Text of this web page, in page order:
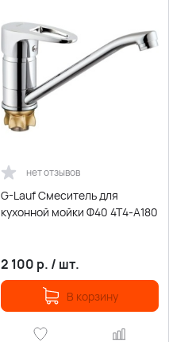
нет отзывов
G-Lauf Смеситель для
кухонной мойки Ф40 4T4-А180
2 100 р. / шт.
В корзину